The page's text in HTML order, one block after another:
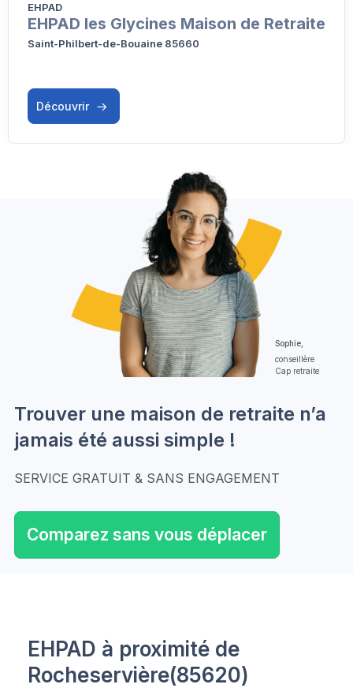
EHPAD
EHPAD les Glycines Maison de Retraite
Saint-Philbert-de-Bouaine 85660
Découvrir
Sophie,
conseillère
Cap retraite
Trouver une maison de retraite n’a
jamais été aussi simple !
SERVICE GRATUIT & SANS ENGAGEMENT
Comparez sans vous déplacer
EHPAD à proximité de
Rocheservière(85620)